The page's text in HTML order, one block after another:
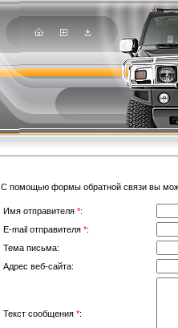
С помощью формы обратной связи вы
Имя отправителя *:
E-mail отправителя *:
Тема письма:
Адрес веб-сайта:
Текст сообщения *: